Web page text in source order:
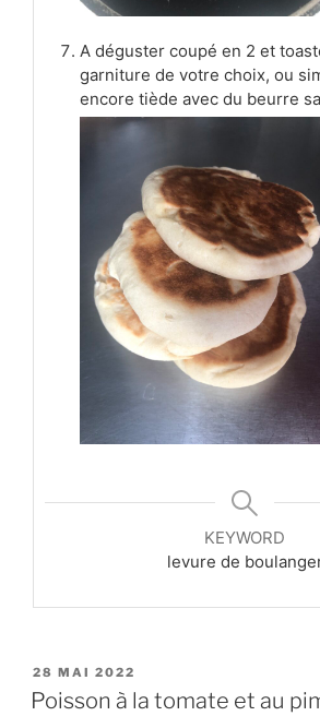
A déguster coupé en 2 et
garniture de votre choix, ou
encore tiède avec du beurre
KEYWORD
levure de
PUBLIÉ
LE
28 MAI 2022
Poisson à la tomate et au